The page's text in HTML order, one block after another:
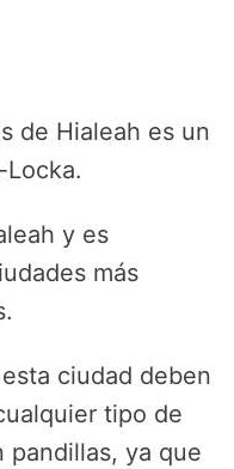
de Hialeah es un
y es
más
ciudad deben
tipo de
pandillas, ya que